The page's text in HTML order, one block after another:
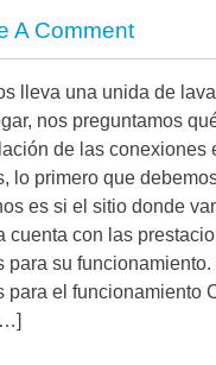
A Comment
lleva una unida de
nos preguntamos
de las conexiones
lo primero que
es si el sitio donde
cuenta con las
para su
para el funcionamiento